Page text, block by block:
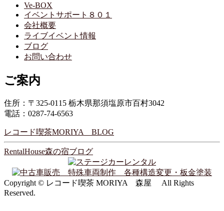
Ve-BOX
イベントサポート８０１
会社概要
ライブイベント情報
ブログ
お問い合わせ
ご案内
住所：〒325-0115 栃木県那須塩原市百村3042
電話：0287-74-6563
レコード喫茶MORIYA BLOG
RentalHouse森の宿ブログ
Copyright © レコード喫茶 MORIYA 森屋 All Rights
Reserved.